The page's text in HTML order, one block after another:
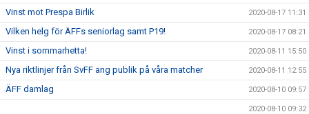
Vinst mot Prespa Birlik 2020-08-17 11:31
Vilken helg för ÄFFs seniorlag samt P19! 2020-08-17 08:21
Vinst i sommarhetta! 2020-08-11 15:50
Nya riktlinjer från SvFF ang publik på våra matcher 2020-08-11 12:55
ÄFF damlag 2020-08-10 09:57
2020-08-10 09:32